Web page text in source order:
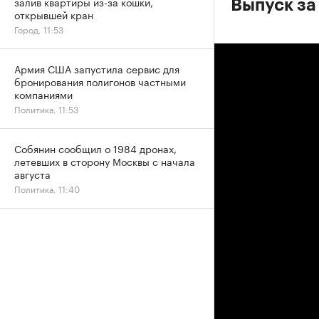
Выпуск
открывшей кран
Город, 11:53
Армия США запустила сервис для
бронирования полигонов частными
компаниями
Политика, 11:53
Собянин сообщил о 1984 дронах,
летевших в сторону Москвы с начала
августа
Политика, 11:40